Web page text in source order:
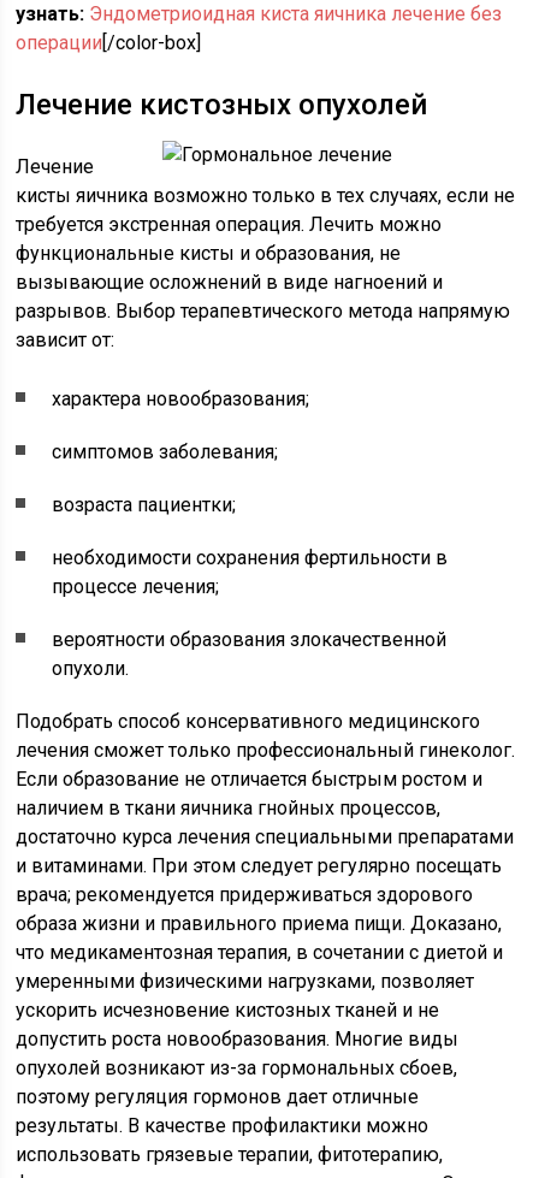
узнать: Эндометриоидная киста яичника лечение без
операции [/color-box]
Лечение кистозных опухолей
Лечение
кисты яичника возможно только в тех случаях, если не
требуется экстренная операция. Лечить можно
функциональные кисты и образования, не
вызывающие осложнений в виде нагноений и
разрывов. Выбор терапевтического метода напрямую
зависит от:
характера новообразования;
симптомов заболевания;
возраста пациентки;
необходимости сохранения фертильности в
процессе лечения;
вероятности образования злокачественной
опухоли.
Подобрать способ консервативного медицинского
лечения сможет только профессиональный гинеколог.
Если образование не отличается быстрым ростом и
наличием в ткани яичника гнойных процессов,
достаточно курса лечения специальными препаратами
и витаминами. При этом следует регулярно посещать
врача; рекомендуется придерживаться здорового
образа жизни и правильного приема пищи. Доказано,
что медикаментозная терапия, в сочетании с диетой и
умеренными физическими нагрузками, позволяет
ускорить исчезновение кистозных тканей и не
допустить роста новообразования. Многие виды
опухолей возникают из-за гормональных сбоев,
поэтому регуляция гормонов дает отличные
результаты. В качестве профилактики можно
использовать грязевые терапии, фитотерапию,